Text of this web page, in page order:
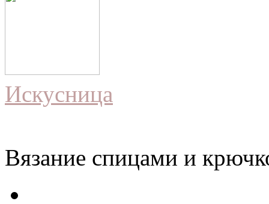
Искусница
Вязание спицами и